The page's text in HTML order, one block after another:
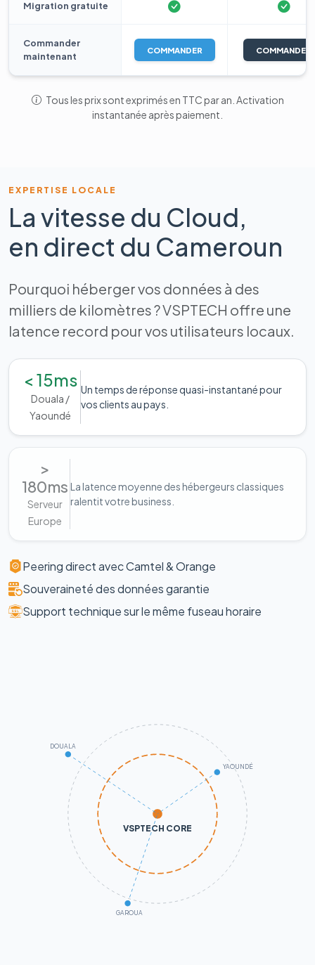
Migration gratuite
Commander
maintenant
COMMANDER COMMANDER
Tous les prix sont exprimés en TTC par an. Activation
instantanée après paiement.
EXPERTISE LOCALE
La vitesse du Cloud,
en direct du Cameroun
Pourquoi héberger vos données à des
milliers de kilomètres ? VSPTECH offre une
latence record pour vos utilisateurs locaux.
< 15ms
Douala /
Yaoundé
Un temps de réponse quasi-instantané pour
vos clients au pays.
>
180ms
Serveur
Europe
La latence moyenne des hébergeurs classiques
ralentit votre business.
Peering direct avec Camtel & Orange
Souveraineté des données garantie
Support technique sur le même fuseau horaire
VSPTECH CORE
DOUALA
YAOUNDÉ
GAROUA